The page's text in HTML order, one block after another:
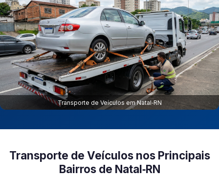
Transporte de Veículos em Natal‑RN
Transporte de Veículos nos Principais
Bairros de Natal‑RN